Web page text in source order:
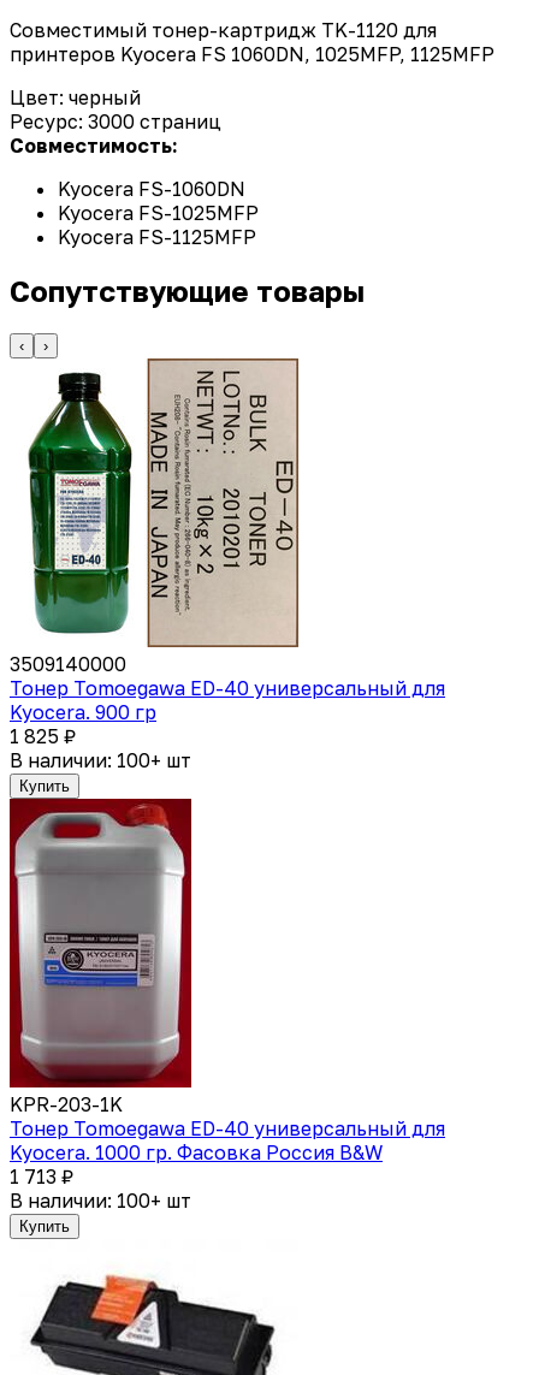
Совместимый тонер-картридж TK-1120 для
принтеров Kyocera FS 1060DN, 1025MFP, 1125MFP
Цвет: черный
Ресурс: 3000 страниц
Совместимость:
Kyocera FS-1060DN
Kyocera FS-1025MFP
Kyocera FS-1125MFP
Сопутствующие товары
‹ ›
3509140000
Тонер Tomoegawa ED-40 универсальный для
Kyocera. 900 гр
1 825 ₽
В наличии: 100+ шт
Купить
KPR-203-1K
Тонер Tomoegawa ED-40 универсальный для
Kyocera. 1000 гр. Фасовка Россия B&W
1 713 ₽
В наличии: 100+ шт
Купить